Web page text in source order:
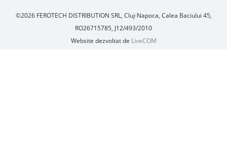
©2026 FEROTECH DISTRIBUTION SRL, Cluj-Napoca, Calea Baciului 45,
RO26715785, J12/493/2010
Website dezvoltat de LiveCOM